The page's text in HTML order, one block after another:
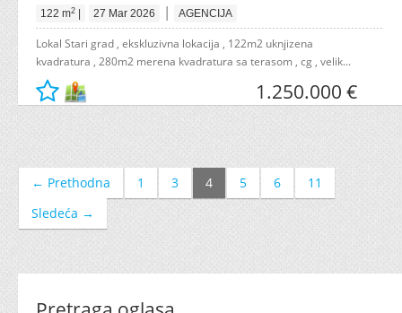
122 m2 27 Mar 2026 | AGENCIJA
Lokal Stari grad , ekskluzivna lokacija , 122m2 uknjizena
kvadratura , 280m2 merena kvadratura sa terasom , cg , velik...
1.250.000 €
← Prethodna 1 3 4 5 6
11
Sledeća →